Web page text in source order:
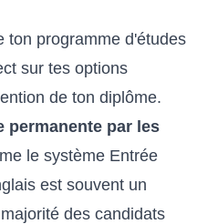
ton programme d'études
sur tes options
de ton diplôme.
permanente par les
le système Entrée
est souvent un
des candidats